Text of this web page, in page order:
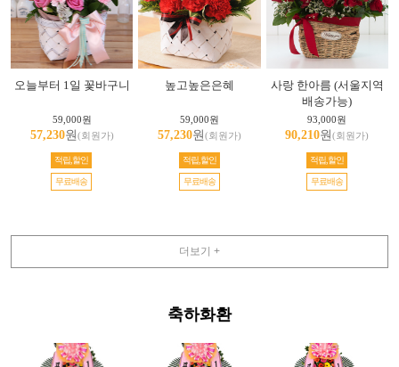
오늘부터 1일 꽃바구니
59,000원
57,230원(회원가)
적립,할인
무료배송
높고높은은혜
59,000원
57,230원(회원가)
적립,할인
무료배송
사랑 한아름 (서울지역
배송가능)
93,000원
90,210원(회원가)
적립,할인
무료배송
더보기 +
축하화환